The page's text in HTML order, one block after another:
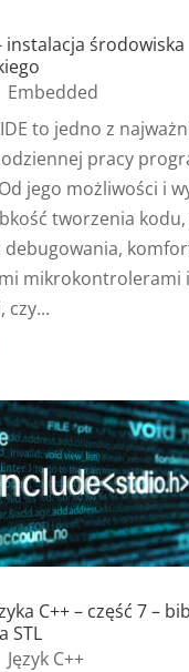
instalacja środowiska
Embedded
to jedno z
pracy
jego możliwości i
tworzenia kodu,
debugowania,
mikrokontrolerami i
czy...
C++ – część 7 –
STL
Język C++